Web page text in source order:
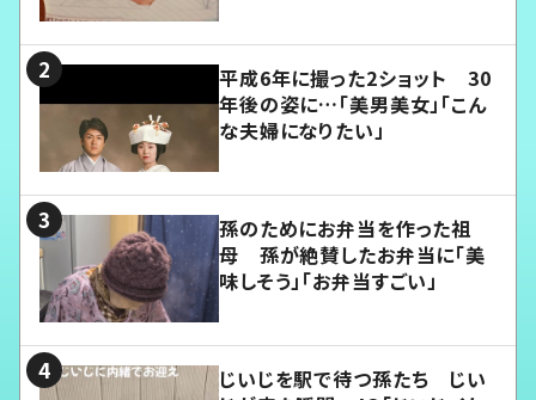
平成6年に撮った2ショット 30
年後の姿に…「美男美女」「こん
な夫婦になりたい」
孫のためにお弁当を作った祖
母 孫が絶賛したお弁当に「美
味しそう」「お弁当すごい」
じいじを駅で待つ孫たち じい